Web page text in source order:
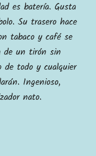
es batería. Gusta
Su trasero hace
tabaco y café se
de un tirón sin
de todo y cualquier
Ingenioso,
nato.